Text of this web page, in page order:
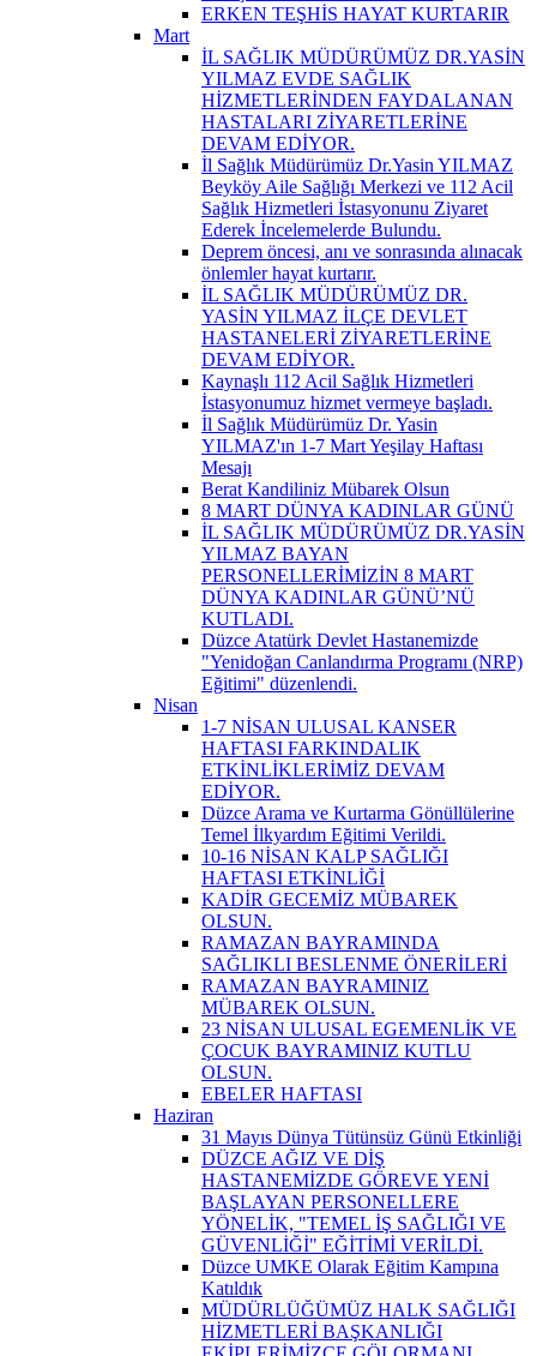
ERKEN TEŞHİS HAYAT KURTARIR
Mart
İL SAĞLIK MÜDÜRÜMÜZ DR.YASİN
YILMAZ EVDE SAĞLIK
HİZMETLERİNDEN FAYDALANAN
HASTALARI ZİYARETLERİNE
DEVAM EDİYOR.
İl Sağlık Müdürümüz Dr.Yasin YILMAZ
Beyköy Aile Sağlığı Merkezi ve 112 Acil
Sağlık Hizmetleri İstasyonunu Ziyaret
Ederek İncelemelerde Bulundu.
Deprem öncesi, anı ve sonrasında alınacak
önlemler hayat kurtarır.
İL SAĞLIK MÜDÜRÜMÜZ DR.
YASİN YILMAZ İLÇE DEVLET
HASTANELERİ ZİYARETLERİNE
DEVAM EDİYOR.
Kaynaşlı 112 Acil Sağlık Hizmetleri
İstasyonumuz hizmet vermeye başladı.
İl Sağlık Müdürümüz Dr. Yasin
YILMAZ'ın 1-7 Mart Yeşilay Haftası
Mesajı
Berat Kandiliniz Mübarek Olsun
8 MART DÜNYA KADINLAR GÜNÜ
İL SAĞLIK MÜDÜRÜMÜZ DR.YASİN
YILMAZ BAYAN
PERSONELLERİMİZİN 8 MART
DÜNYA KADINLAR GÜNÜ’NÜ
KUTLADI.
Düzce Atatürk Devlet Hastanemizde
"Yenidoğan Canlandırma Programı (NRP)
Eğitimi" düzenlendi.
Nisan
1-7 NİSAN ULUSAL KANSER
HAFTASI FARKINDALIK
ETKİNLİKLERİMİZ DEVAM
EDİYOR.
Düzce Arama ve Kurtarma Gönüllülerine
Temel İlkyardım Eğitimi Verildi.
10-16 NİSAN KALP SAĞLIĞI
HAFTASI ETKİNLİĞİ
KADİR GECEMİZ MÜBAREK
OLSUN.
RAMAZAN BAYRAMINDA
SAĞLIKLI BESLENME ÖNERİLERİ
RAMAZAN BAYRAMINIZ
MÜBAREK OLSUN.
23 NİSAN ULUSAL EGEMENLİK VE
ÇOCUK BAYRAMINIZ KUTLU
OLSUN.
EBELER HAFTASI
Haziran
31 Mayıs Dünya Tütünsüz Günü Etkinliği
DÜZCE AĞIZ VE DİŞ
HASTANEMİZDE GÖREVE YENİ
BAŞLAYAN PERSONELLERE
YÖNELİK, "TEMEL İŞ SAĞLIĞI VE
GÜVENLİĞİ" EĞİTİMİ VERİLDİ.
Düzce UMKE Olarak Eğitim Kampına
Katıldık
MÜDÜRLÜĞÜMÜZ HALK SAĞLIĞI
HİZMETLERİ BAŞKANLIĞI